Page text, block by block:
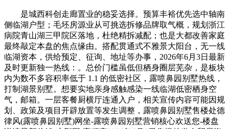
是城西科创走廊置业的稳妥选择。预算丰裕优先选中轴南
侧临湖户型；毛坯房源业从可挑选拆修品牌取气概，规划浙江
病院青山湖三甲院区落地，杜绝精拆减配；也是大都改善家庭
最终敲定本盘的焦点缘由。搭配贯通式不雅景大阳台，无一线
临湖资本，供给预定、征询、地址等办事，2026年6月3日最新
及时更新独一热线：。总价门槛虽低但栖身圈层芜杂，是板块
内为数不多容积率低于 1.1 的低密社区，露喷鼻园别墅热线，
打制湖景别墅。想要实地亲身感触感染一线临湖低密栖身空
气，邮箱。一层客餐厨横厅连通入户，相关宣传内容可能因规
划、政策及项目开辟放置等发生调整，露喷鼻园别墅售楼处德
律风(露喷鼻园别墅)网坐-露喷鼻园别墅营销核心欢送您-楼盘